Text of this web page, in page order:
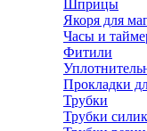
Шприцы
Якоря для
Часы и
Фитили
Прокладки
Трубки
Трубки